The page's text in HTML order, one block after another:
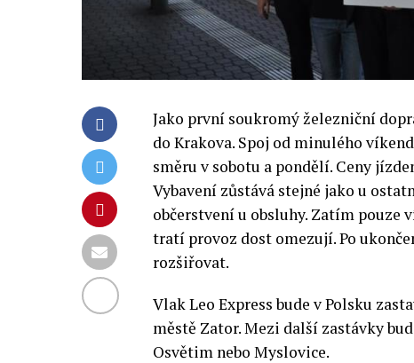
Jako první soukromý železniční
do Krakova. Spoj od minulého
směru v sobotu a pondělí. Ceny
Vybavení zůstává stejné jako u
občerstvení u obsluhy. Zatím pouze
tratí provoz dost omezují. Po
rozšiřovat.
Vlak Leo Express bude v Polsku
městě Zator. Mezi další zastávky
Osvětim nebo Myslovice.